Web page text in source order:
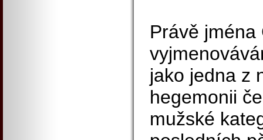
Právě
jako jedna z
hegemonii
mužské